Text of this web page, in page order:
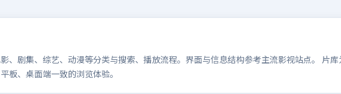
、剧集、综艺、动漫等分类与搜索、播放流程。界面与信息结构参考主流影视站点。 片
板、桌面端一致的浏览体验。